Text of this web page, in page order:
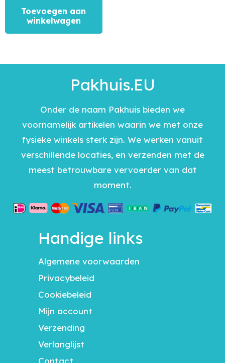
Toevoegen aan
winkelwagen
Pakhuis.EU
Onder de naam Pakhuis bieden we
voornamelijk artikelen waarin we met onze
fysieke winkels sterk zijn. We werken vanuit
verschillende locaties, en verzenden met de
meest betrouwbare vervoerder van dat
moment.
Handige links
Algemene voorwaarden
Privacybeleid
Cookiebeleid
Mijn account
Verzending
Verlanglijst
Contact